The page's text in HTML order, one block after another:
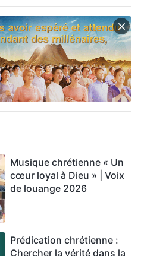
Musique chrétienne « Un
cœur loyal à Dieu » | Voix
de louange 2026
Prédication chrétienne :
Chercher la vérité dans la